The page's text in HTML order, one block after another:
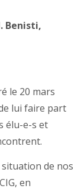
Benisti,
le 20 mars
lui faire part
élu-e-s et
de nos
en